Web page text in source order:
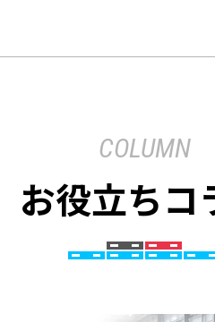
COLUMN
お役立ちコ